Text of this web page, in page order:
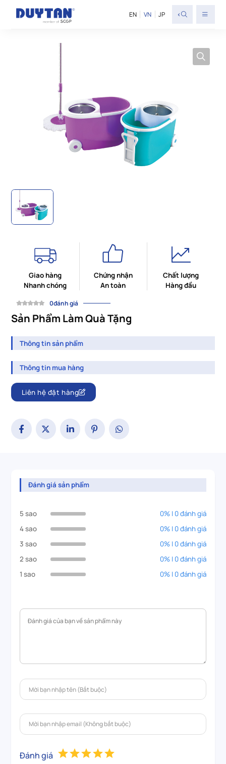
EN VN JP <
Giao hàng
Nhanh chóng
Chứng nhận
An toàn
Chất lượng
Hàng đầu
0đánh giá
Sản Phẩm Làm Quà Tặng
Thông tin sản phẩm
Thông tin mua hàng
Liên hệ đặt hàng
Đánh giá sản phẩm
5 sao
0% | 0 đánh giá
4 sao
0% | 0 đánh giá
3 sao
0% | 0 đánh giá
2 sao
0% | 0 đánh giá
1 sao
0% | 0 đánh giá
Đánh giá